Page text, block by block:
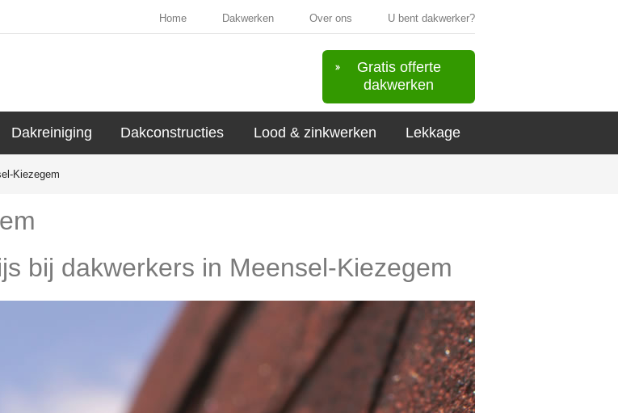
Home Dakwerken Over ons U bent dakwerker?
Gratis offerte
dakwerken
Dakreiniging Dakconstructies Lood & zinkwerken Lekkage
Kiezegem
bij dakwerkers in Meensel-Kiezegem